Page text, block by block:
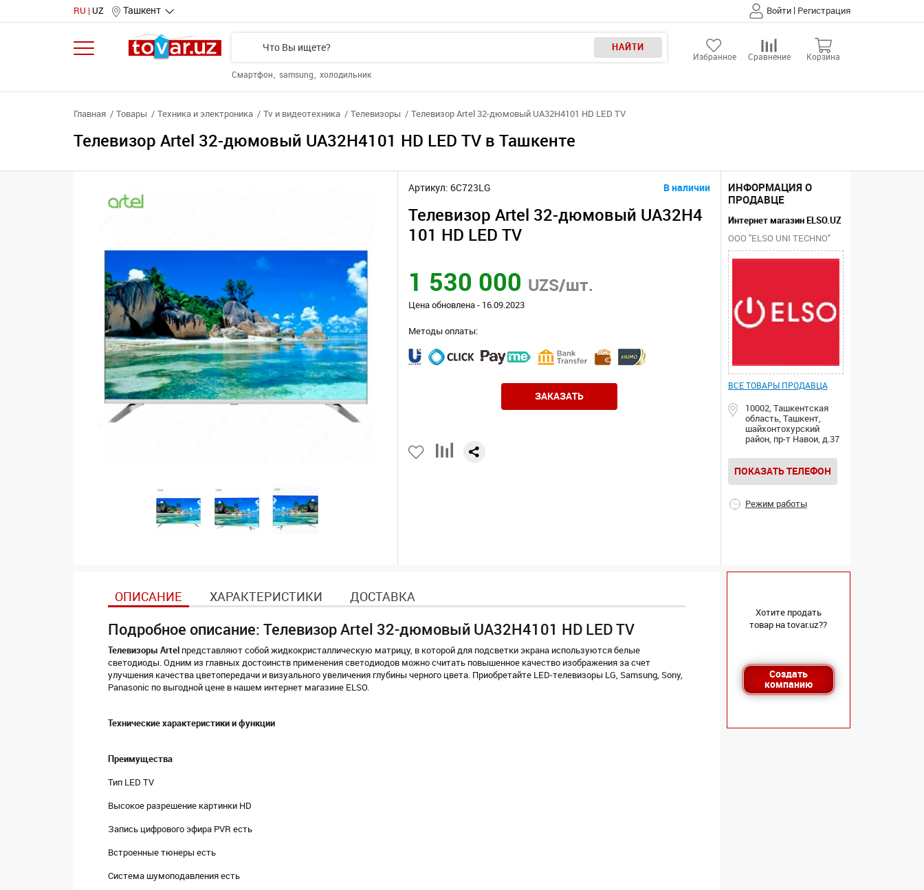
RU UZ Ташкент Войти | Регистрация
НАЙТИ
Смартфон samsung холодильник
Избранное Сравнение Корзина
Главная Товары Техника и электроника Tv и видеотехника Телевизоры Телевизор Artel 32-дюмовый UA32H4101 HD LED TV
Телевизор Artel 32-дюмовый UA32H4101 HD LED TV в Ташкенте
Артикул: 6C723LG В наличии
Телевизор Artel 32-дюмовый UA32H4
101 HD LED TV
1 530 000 UZS/шт.
Цена обновлена - 16.09.2023
Методы оплаты:
ЗАКАЗАТЬ
ИНФОРМАЦИЯ О
ПРОДАВЦЕ
Интернет магазин ELSO.UZ
ООО "ELSO UNI TECHNO"
ВСЕ ТОВАРЫ ПРОДАВЦА
10002, Ташкентская
область, Ташкент,
шайхонтохурский
район, пр-т Навои, д.37
ПОКАЗАТЬ ТЕЛЕФОН
Режим работы
ОПИСАНИЕ ХАРАКТЕРИСТИКИ ДОСТАВКА
Подробное описание: Телевизор Artel 32-дюмовый UA32H4101 HD LED TV
Телевизоры Artel представляют собой жидкокристаллическую матрицу, в которой для подсветки экрана используются белые
светодиоды. Одним из главных достоинств применения светодиодов можно считать повышенное качество изображения за счет
улучшения качества цветопередачи и визуального увеличения глубины черного цвета. Приобретайте LED-телевизоры LG, Samsung, Sony,
Panasonic по выгодной цене в нашем интернет магазине ELSO.
Технические характеристики и функции
Преимущества
Тип LED TV
Высокое разрешение картинки HD
Запись цифрового эфира PVR есть
Встроенные тюнеры есть
Система шумоподавления есть
Хотите продать
товар на tovar.uz??
Создать
компанию